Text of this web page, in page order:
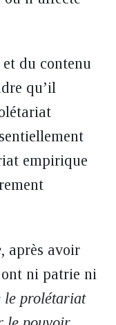
du contenu
qu’il
empirique
, après avoir
ni patrie ni
le prolétariat